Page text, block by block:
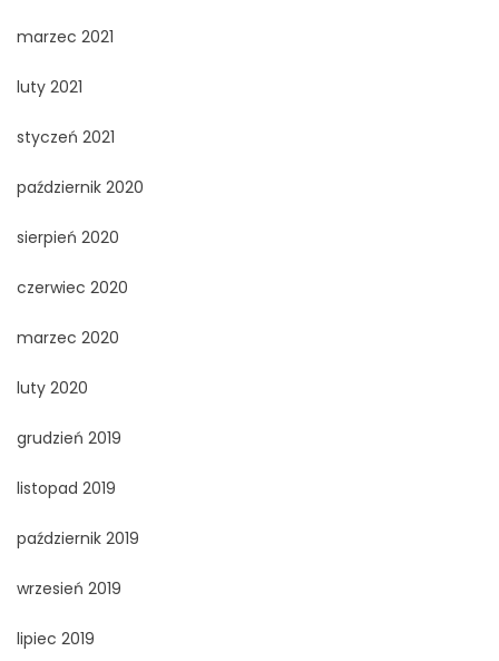
marzec 2021
luty 2021
styczeń 2021
październik 2020
sierpień 2020
czerwiec 2020
marzec 2020
luty 2020
grudzień 2019
listopad 2019
październik 2019
wrzesień 2019
lipiec 2019